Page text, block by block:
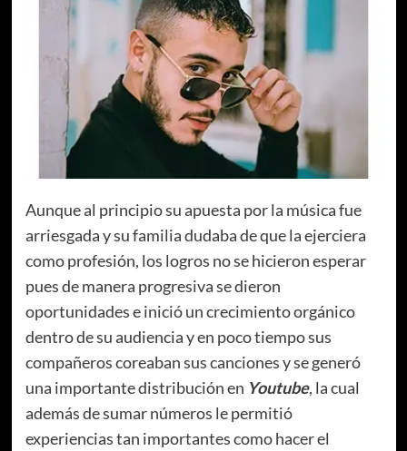
Aunque al principio su apuesta por la música fue
arriesgada y su familia dudaba de que la ejerciera
como profesión, los logros no se hicieron esperar
pues de manera progresiva se dieron
oportunidades e inició un crecimiento orgánico
dentro de su audiencia y en poco tiempo sus
compañeros coreaban sus canciones y se generó
una importante distribución en Youtube, la cual
además de sumar números le permitió
experiencias tan importantes como hacer el